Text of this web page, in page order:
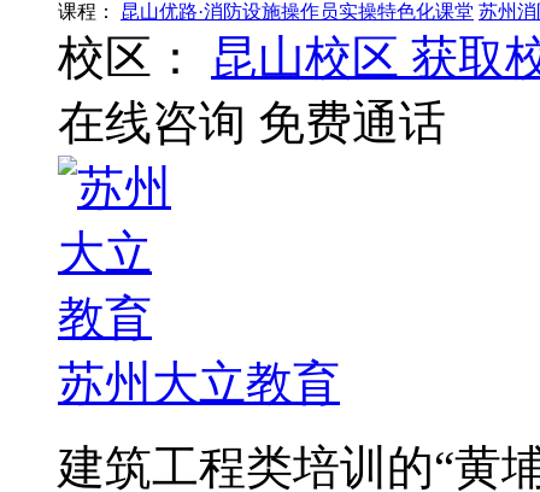
课程： 昆山优路·消防设施操作员实操特色化课堂 苏州
校区： 昆山校区 获取
在线咨询 免费通话
苏州大立教育
建筑工程类培训的“黄